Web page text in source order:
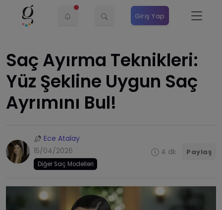
Giriş Yap
Saç Ayırma Teknikleri:
Yüz Şekline Uygun Saç
Ayrımını Bul!
Ece Atalay
15/04/2026
Diğer Saç Modelleri
4 dk Paylaş